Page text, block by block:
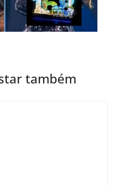
também